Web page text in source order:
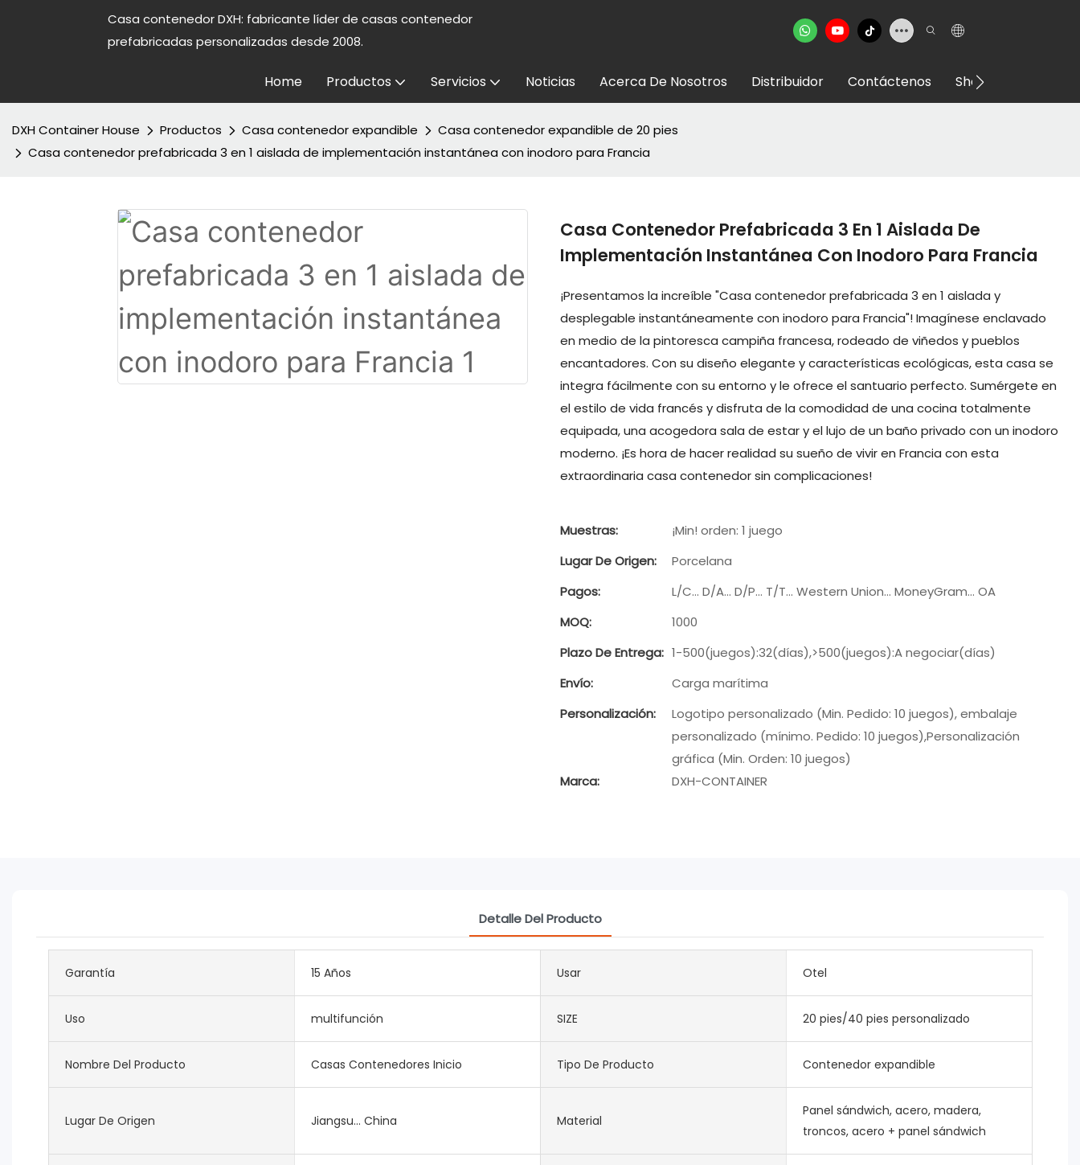
Casa contenedor DXH: fabricante líder de casas contenedor
prefabricadas personalizadas desde 2008.
Home Productos Servicios Noticias Acerca De Nosotros Distribuidor Contáctenos Showroom VR
DXH Container House Productos Casa contenedor expandible
Casa contenedor expandible de 20 pies
Casa contenedor prefabricada 3 en 1 aislada de implementación instantánea con inodoro para Francia
Casa Contenedor Prefabricada 3 En 1 Aislada De
Implementación Instantánea Con Inodoro Para Francia
¡Presentamos la increíble "Casa contenedor prefabricada 3 en 1 aislada y
desplegable instantáneamente con inodoro para Francia"! Imagínese enclavado
en medio de la pintoresca campiña francesa, rodeado de viñedos y pueblos
encantadores. Con su diseño elegante y características ecológicas, esta casa se
integra fácilmente con su entorno y le ofrece el santuario perfecto. Sumérgete en
el estilo de vida francés y disfruta de la comodidad de una cocina totalmente
equipada, una acogedora sala de estar y el lujo de un baño privado con un inodoro
moderno. ¡Es hora de hacer realidad su sueño de vivir en Francia con esta
extraordinaria casa contenedor sin complicaciones!
Muestras:
¡Min! orden: 1 juego
Lugar De Origen:
Porcelana
Pagos:
L/C... D/A... D/P... T/T... Western Union... MoneyGram... OA
MOQ:
1000
Plazo De Entrega: 1-500(juegos):32(días),>500(juegos):A negociar(días)
Envío:
Carga marítima
Personalización:
Logotipo personalizado (Min. Pedido: 10 juegos), embalaje
personalizado (mínimo. Pedido: 10 juegos),Personalización
gráfica (Min. Orden: 10 juegos)
Marca:
DXH-CONTAINER
Detalle Del Producto
Garantía 15 Años Usar Otel
Uso multifunción SIZE 20 pies/40 pies personalizado
Nombre Del Producto Casas Contenedores Inicio Tipo De Producto Contenedor expandible
Lugar De Origen Jiangsu... China Material
Panel sándwich, acero, madera,
troncos, acero + panel sándwich